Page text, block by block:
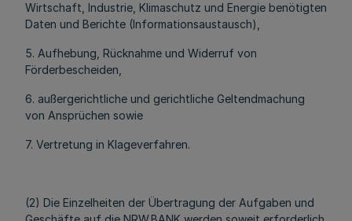
Wirtschaft, Industrie, Klimaschutz und Energie benötigten
Daten und Berichte (Informationsaustausch),
5. Aufhebung, Rücknahme und Widerruf von
Förderbescheiden,
6. außergerichtliche und gerichtliche Geltendmachung
von Ansprüchen sowie
7. Vertretung in Klageverfahren.
(2) Die Einzelheiten der Übertragung der Aufgaben und